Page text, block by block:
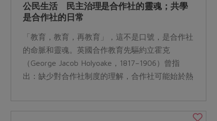
公民生活 民主治理是合作社的靈魂；共學
是合作社的日常
「教育，教育，再教育」，這不是口號，是合作社
的命脈和靈魂。英國合作教育先驅約立霍克
（George Jacob Holyoake，1817–1906）曾指
出：缺少對合作社制度的理解，合作社可能始於熱